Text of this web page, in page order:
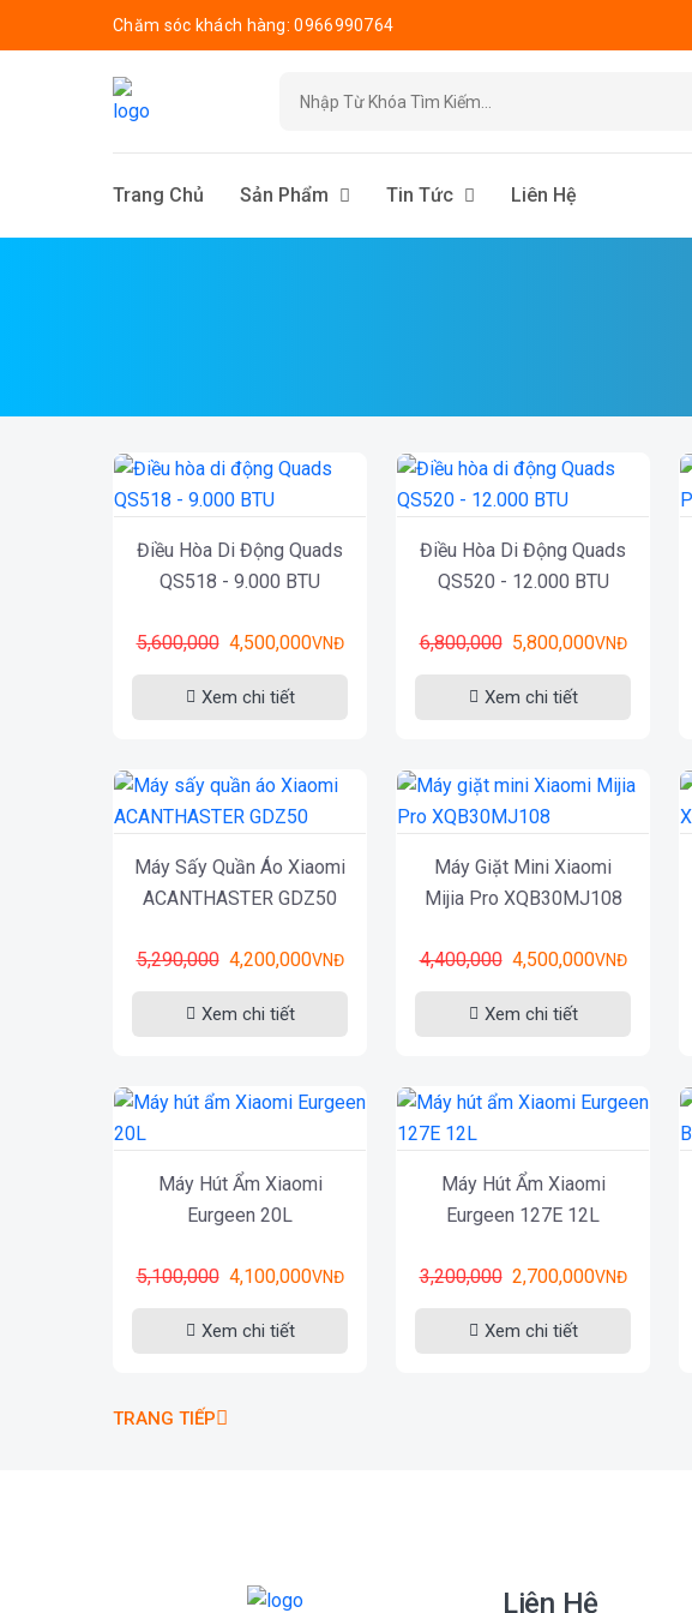
Chăm sóc khách hàng: 0966990764
Trang Chủ Sản Phẩm Tin Tức Liên Hệ
Điều Hòa Di Động Quads
QS518 - 9.000 BTU
5,600,000 4,500,000VNĐ
Xem chi tiết
Điều Hòa Di Động Quads
QS520 - 12.000 BTU
6,800,000 5,800,000VNĐ
Xem chi tiết
Máy Sấy Quần Áo Xiaomi
ACANTHASTER GDZ50
5,290,000 4,200,000VNĐ
Xem chi tiết
Máy Giặt Mini Xiaomi
Mijia Pro XQB30MJ108
4,400,000 4,500,000VNĐ
Xem chi tiết
Máy Hút Ẩm Xiaomi
Eurgeen 20L
5,100,000 4,100,000VNĐ
Xem chi tiết
Máy Hút Ẩm Xiaomi
Eurgeen 127E 12L
3,200,000 2,700,000VNĐ
Xem chi tiết
TRANG TIẾP
Liên Hệ